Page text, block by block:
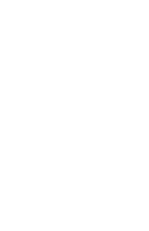
۳%
۳%
۱%